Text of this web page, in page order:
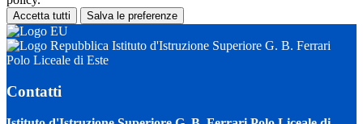
Accetta tutti Salva le preferenze
Istituto d'Istruzione Superiore G. B. Ferrari
Polo Liceale di Este
Contatti